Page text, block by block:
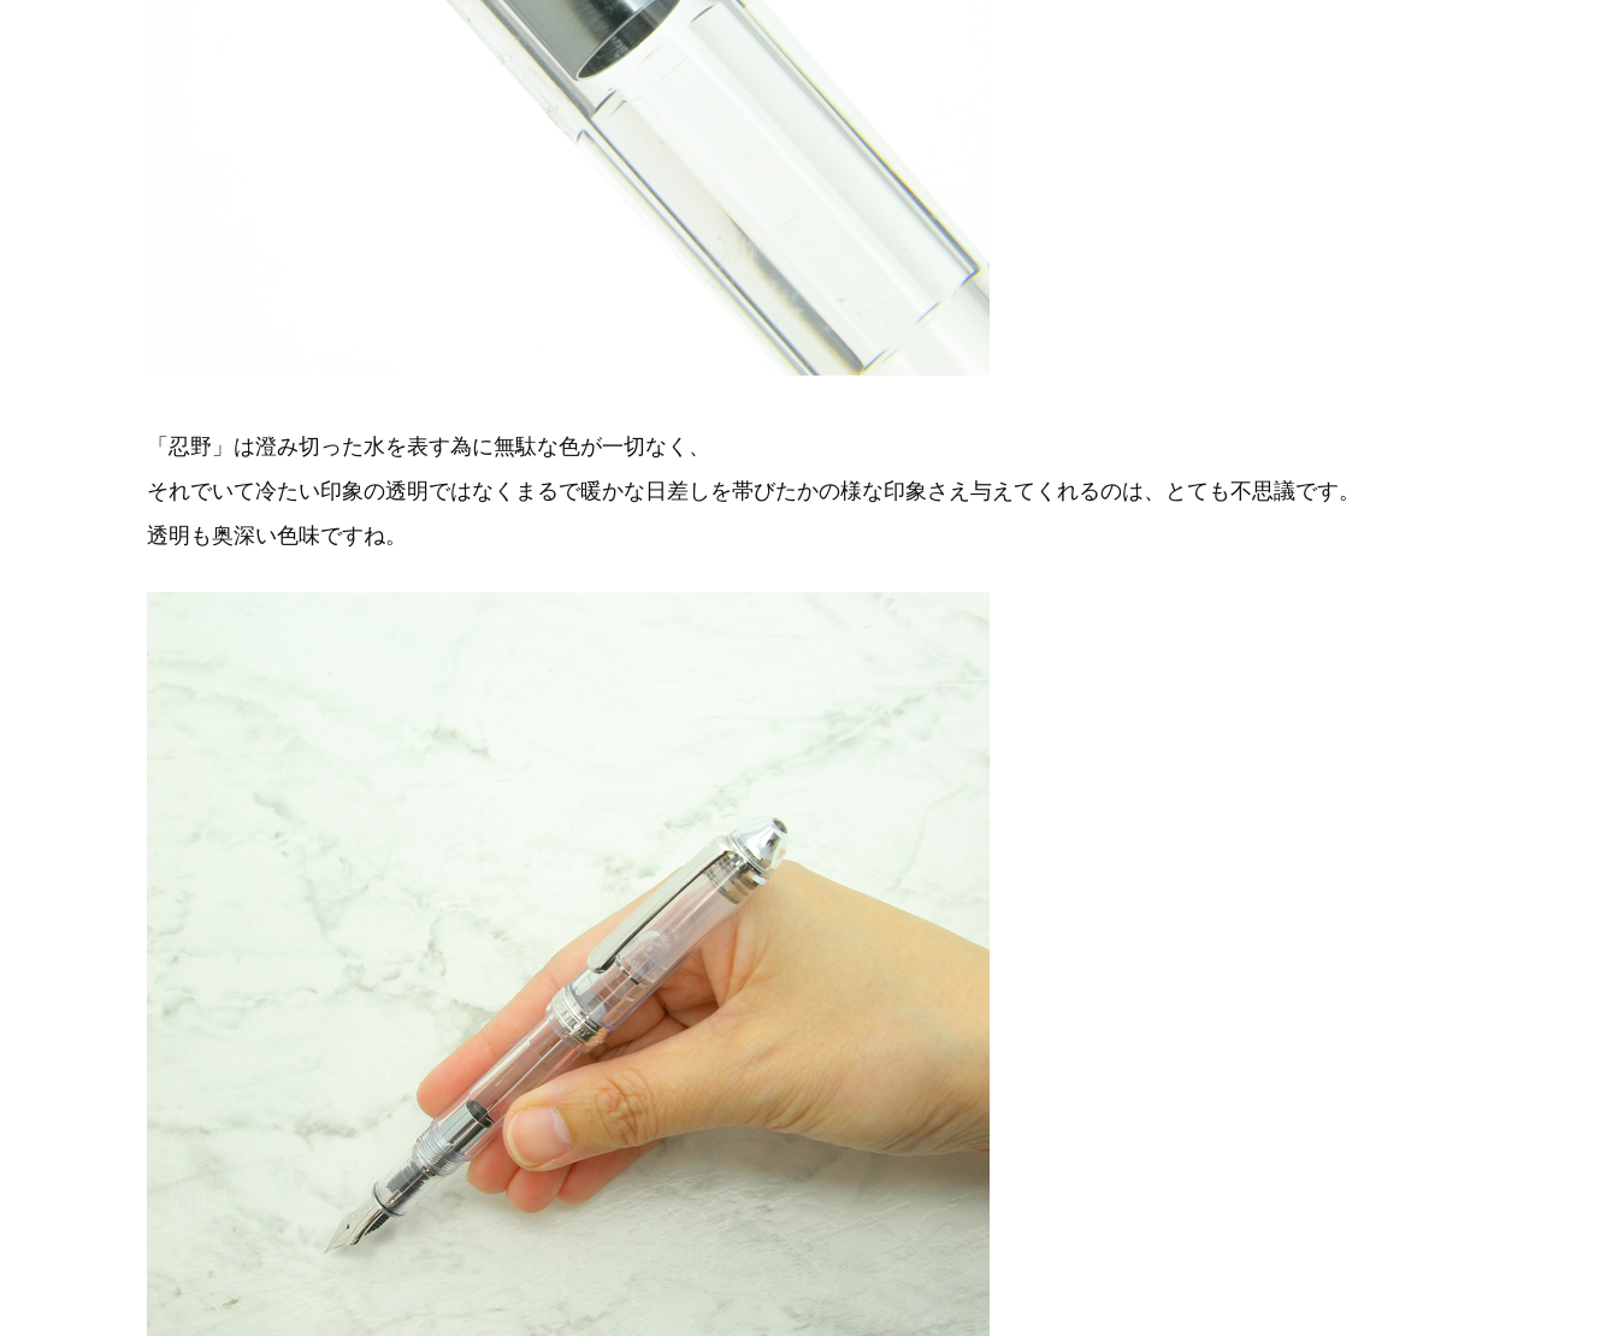
「忍野」は澄み切った水を表す為に無駄な色が一切なく、
それでいて冷たい印象の透明ではなくまるで暖かな日差しを帯びたかの様な印象さえ与えてくれるのは、とても不思議です。
透明も奥深い色味ですね。